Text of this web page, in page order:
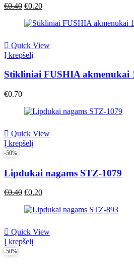
Original
€0.40Current
is:
€0.20
Quick View
Į krepšelį
Stikliniai FUSHIA akmenukai
€0.70
Quick View
Į krepšelį
-50%
Lipdukai nagams STZ-1079
Original
€0.40Current
is:
€0.20
Quick View
Į krepšelį
-50%